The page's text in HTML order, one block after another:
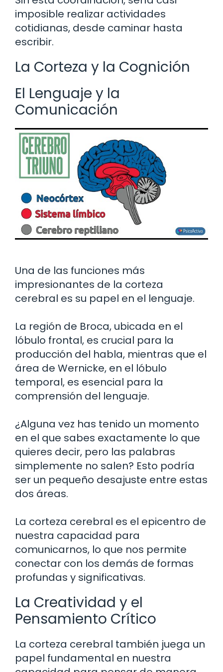
imposible realizar actividades
cotidianas, desde caminar hasta
escribir.
La Corteza y la Cognición
El Lenguaje y la
Comunicación
Una de las funciones más
impresionantes de la corteza
cerebral es su papel en el lenguaje.
La región de Broca, ubicada en el
lóbulo frontal, es crucial para la
producción del habla, mientras que el
área de Wernicke, en el lóbulo
temporal, es esencial para la
comprensión del lenguaje.
¿Alguna vez has tenido un momento
en el que sabes exactamente lo que
quieres decir, pero las palabras
simplemente no salen? Esto podría
ser un pequeño desajuste entre estas
dos áreas.
La corteza cerebral es el epicentro de
nuestra capacidad para
comunicarnos, lo que nos permite
conectar con los demás de formas
profundas y significativas.
La Creatividad y el
Pensamiento Crítico
La corteza cerebral también juega un
papel fundamental en nuestra